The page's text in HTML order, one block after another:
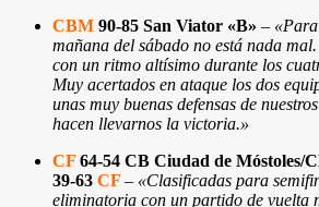
CBM 90-85 San Viator «B» –
mañana del sábado no está nada
con un ritmo altísimo durante los
Muy acertados en ataque los dos
unas muy buenas defensas de
hacen llevarnos la victoria.»
CF 64-54 CB Ciudad de Móstoles/
39-63 CF – «Clasificadas para
eliminatoria con un partido de vuelta